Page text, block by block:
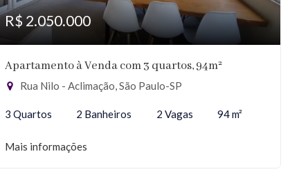
R$ 2.050.000
Apartamento à Venda com 3 quartos, 94m²
Rua Nilo - Aclimação, São Paulo-SP
3 Quartos 2 Banheiros 2 Vagas 94 m²
Mais informações